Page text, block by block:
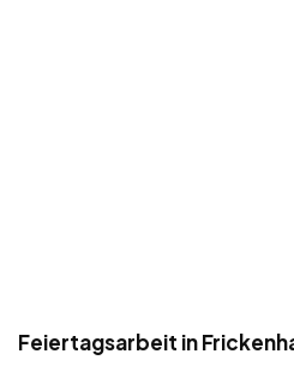
Feiertagsarbeit in